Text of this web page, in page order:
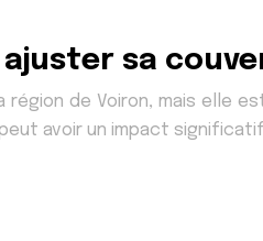
sa
région de Voiron, mais elle
avoir un impact